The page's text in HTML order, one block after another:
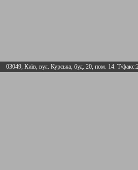
03049, Київ, вул. Курська, буд. 20, пом. 14. Т/